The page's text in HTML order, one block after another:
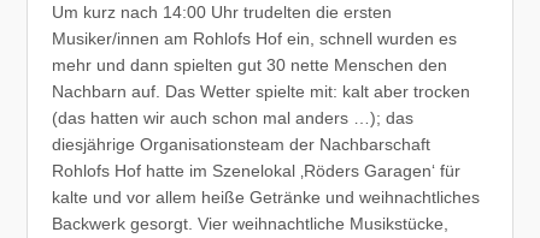
Um kurz nach 14:00 Uhr trudelten die ersten
Musiker/innen am Rohlofs Hof ein, schnell wurden es
mehr und dann spielten gut 30 nette Menschen den
Nachbarn auf. Das Wetter spielte mit: kalt aber trocken
(das hatten wir auch schon mal anders …); das
diesjährige Organisationsteam der Nachbarschaft
Rohlofs Hof hatte im Szenelokal ‚Röders Garagen‘ für
kalte und vor allem heiße Getränke und weihnachtliches
Backwerk gesorgt. Vier weihnachtliche Musikstücke,